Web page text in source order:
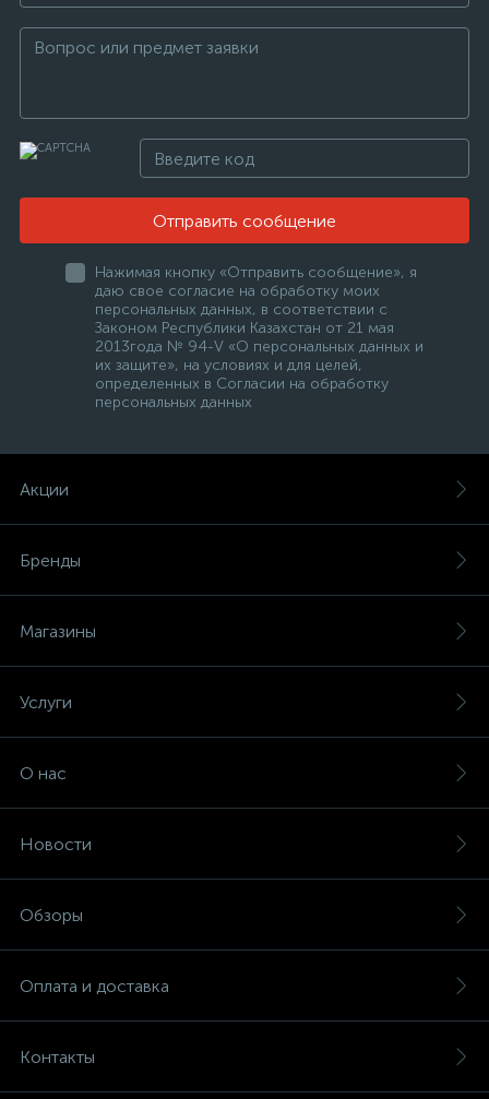
Отправить сообщение
Нажимая кнопку «Отправить сообщение», я
даю свое согласие на обработку моих
персональных данных, в соответствии с
Законом Республики Казахстан от 21 мая
2013года № 94-V «О персональных данных и
их защите», на условиях и для целей,
определенных в Согласии на обработку
персональных данных
Акции
Бренды
Магазины
Услуги
О нас
Новости
Обзоры
Оплата и доставка
Контакты